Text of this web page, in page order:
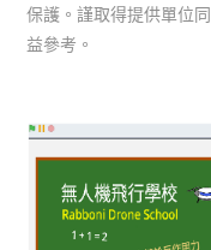
保護。謹取得提供單位
益參考。